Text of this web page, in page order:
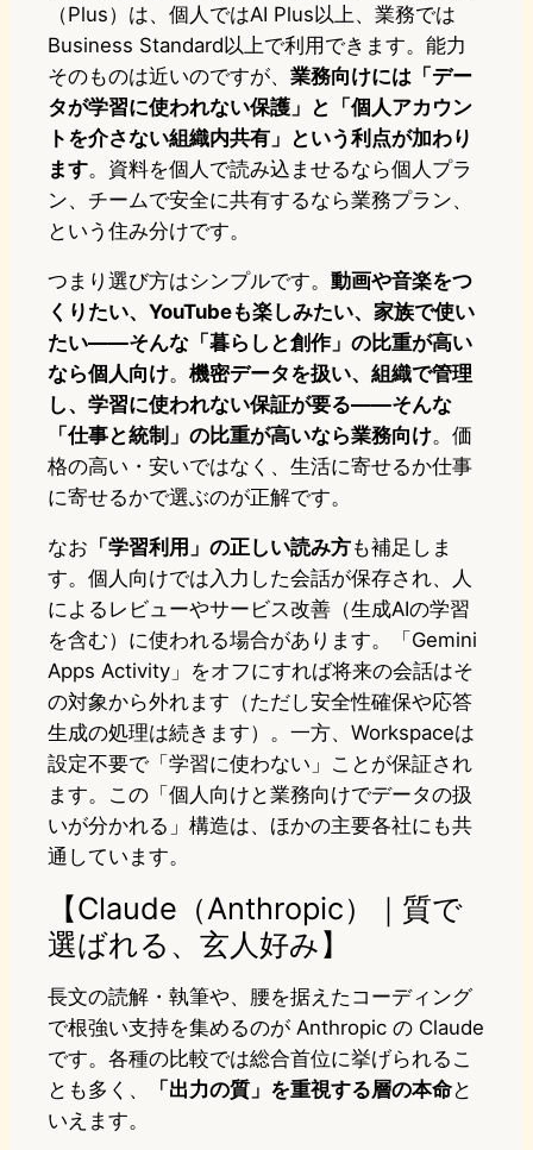
（Plus）は、個人ではAI Plus以上、業務では
Business Standard以上で利用できます。能力
そのものは近いのですが、 業務向けには「デー
タが学習に使われない保護」と「個人アカウン
トを介さない組織内共有」という利点が加わり
ます。資料を個人で読み込ませるなら個人プラ
ン、チームで安全に共有するなら業務プラン、
という住み分けです。
つまり選び方はシンプルです。 動画や音楽をつ
くりたい、YouTubeも楽しみたい、家族で使い
たい——そんな「暮らしと創作」の比重が高い
なら個人向け。 機密データを扱い、組織で管理
し、学習に使われない保証が要る——そんな
「仕事と統制」の比重が高いなら業務向け。価
格の高い・安いではなく、生活に寄せるか仕事
に寄せるかで選ぶのが正解です。
なお 「学習利用」の正しい読み方も補足しま
す。個人向けでは入力した会話が保存され、人
によるレビューやサービス改善（生成AIの学習
を含む）に使われる場合があります。「Gemini
Apps Activity」をオフにすれば将来の会話はそ
の対象から外れます（ただし安全性確保や応答
生成の処理は続きます）。一方、Workspaceは
設定不要で「学習に使わない」ことが保証され
ます。この「個人向けと業務向けでデータの扱
いが分かれる」構造は、ほかの主要各社にも共
通しています。
【Claude（Anthropic）｜質で
選ばれる、玄人好み】
長文の読解・執筆や、腰を据えたコーディング
で根強い支持を集めるのが Anthropic の Claude
です。各種の比較では総合首位に挙げられるこ
とも多く、
「出力の質」を重視する層の本命と
いえます。